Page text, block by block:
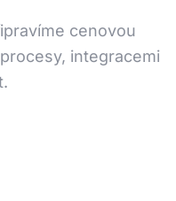
cenovou
integracemi